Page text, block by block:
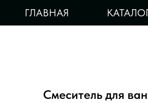
ГЛАВНАЯ
Смеситель для